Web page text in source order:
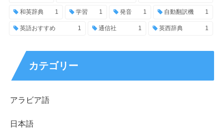
和英辞典 1 学習 1 発音 1 自動翻訳機 1
英語おすすめ 1 通信社 1 英西辞典 1
カテゴリー
アラビア語
日本語